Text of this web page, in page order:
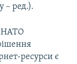
– ред.).
НАТО
ресурси є